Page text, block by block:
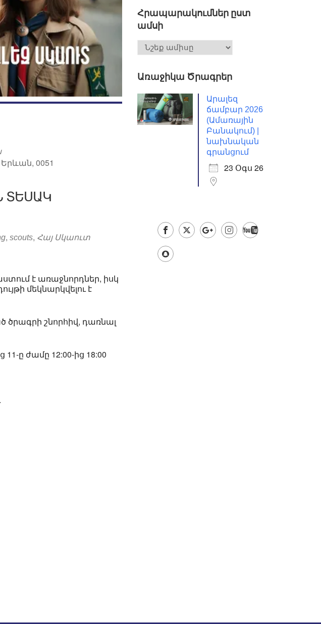
Outlook Live
0051
ՏԵՍԱԿ
, scouts, Հայ Սկաուտ
է առաջնորդներ, իսկ
մեկնարկվելու է
ծրագրի շնորհիվ, դառնալ
ը ժամը 12:00-ից 18:00
Հրապարակումներ ըստ
ամսի
Առաջիկա Ծրագրեր
Արալեզ
ճամբար 2026
(Ամառային
Բանակում) |
նախնական
գրանցում
23 Օգս 26